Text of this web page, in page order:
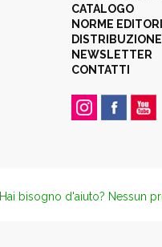
CATALOGO
NORME
DISTRIBUZIONE
NEWSLETTER
CONTATTI
Hai bisogno d'aiuto? Nessun